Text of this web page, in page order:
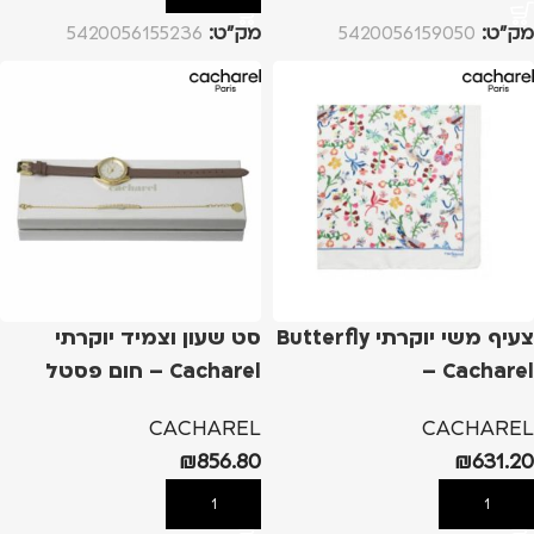
מק”ט: 5420056159050 מק”ט: 5420056155236
צעיף משי יוקרתי Butterfly
– Cacharel
CACHAREL
₪631.20
הוספה לסל
סט שעון וצמיד יוקרתי
Cacharel – חום פסטל
CACHAREL
₪856.80
הוספה לסל